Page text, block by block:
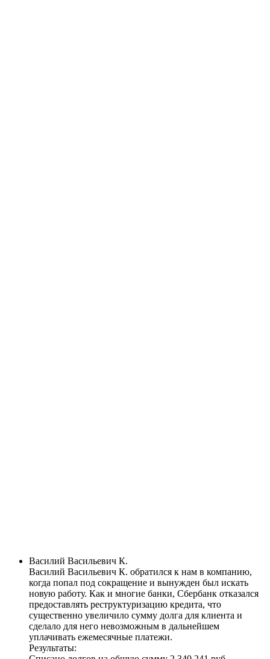
Василий Васильевич К.
Василий Васильевич К. обратился к нам в компанию,
когда попал под сокращение и вынужден был искать
новую работу. Как и многие банки, Сбербанк отказался
предоставлять реструктуризацию кредита, что
существенно увеличило сумму долга для клиента и
сделало для него невозможным в дальнейшем
уплачивать ежемесячные платежи.
Результаты: